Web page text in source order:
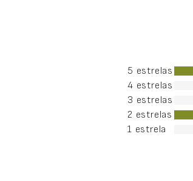
5 estrelas
4 estrelas
3 estrelas
2 estrelas
1 estrela